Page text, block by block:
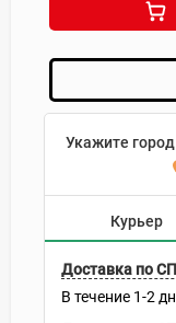
Укажите
Курьер
Доставка по
В течение 1-2